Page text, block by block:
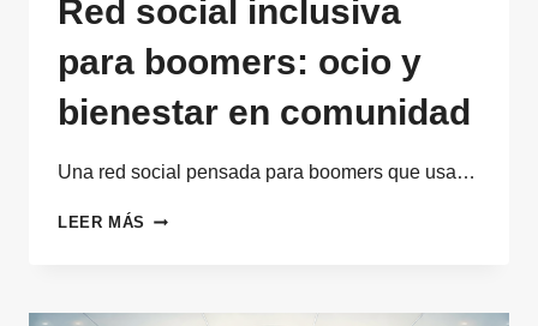
Red social inclusiva
para boomers: ocio y
bienestar en comunidad
Una red social pensada para boomers que usa…
LEER MÁS RED
BOOMERS: